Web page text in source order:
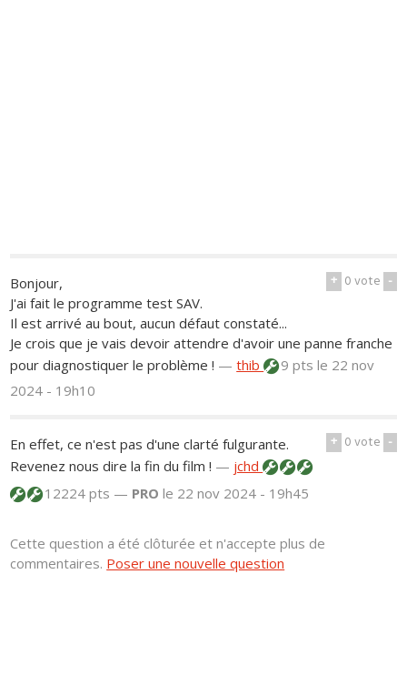
+ 0vote -
Bonjour,
J'ai fait le programme test SAV.
Il est arrivé au bout, aucun défaut constaté...
Je crois que je vais devoir attendre d'avoir une panne franche
pour diagnostiquer le problème ! —thib 9 ptsle 22 nov
2024 - 19h10
+ 0vote -
En effet, ce n'est pas d'une clarté fulgurante.
Revenez nous dire la fin du film ! — jchd
12224 pts — PRO le 22 nov 2024 - 19h45
Cette question a été clôturée et n'accepte plus de
commentaires. Poser une nouvelle question